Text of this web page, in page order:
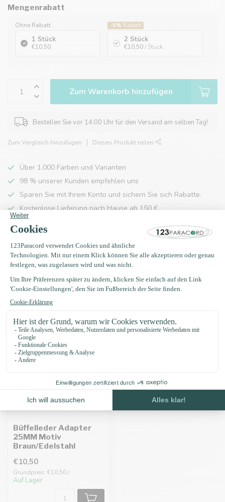
Mengenrabatt
Ohne Rabatt
1 Stück
€10,50
-0% Rabatt
2 Stück
€10,50 / Stück
Zum Warenkorb hinzufügen
Bestellen Sie vor 14:00 Uhr für den Versand am selben Tag!
Zum Vergleich hinzufügen Dieses Produkt teilen
Über 1.000 Farben und Varianten
98 % unserer Kunden empfehlen uns
Sparen Sie mit Ihrem Konto und sichern Sie sich Rabatte.
Kostenlose Lieferung nach Hause ab 150 €
Produktbeschreibung
Zuletzt angesehen
Büffelleder Adapter
25MM Motiv
Braun/Edelstahl
€10,50
Grundpreis: €10,50 /
Auf Lager